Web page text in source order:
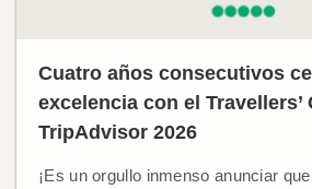
Cuatro años consecutivos
excelencia con el Travellers’
TripAdvisor 2026
¡Es un orgullo inmenso anunciar